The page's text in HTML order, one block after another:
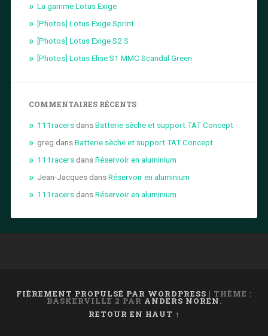
La gamme Lotus Exige
[Photos] Lotus Exige Sprint
[Photos] Lotus Exige S2 S
[Photos] Lotus Elise S1 MMC Scandal Green
COMMENTAIRES RÉCENTS
111racersdansBatterie sèche et support TAT Concept
greg dansBatterie sèche et support TAT Concept
111racersdansRéservoir en aluminium
Jean-JacquesdansRéservoir en aluminium
111racersdansRéservoir en aluminium
FIÈREMENT PROPULSÉ PAR WORDPRESS | THÈME :
BASKERVILLE 2 PAR ANDERS NOREN.
RETOUR EN HAUT ↑